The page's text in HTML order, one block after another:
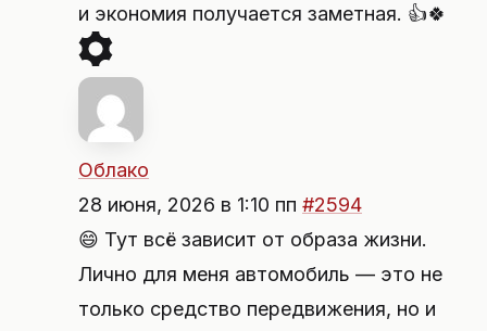
и экономия получается заметная. 👍🍀
Облако
28 июня, 2026 в 1:10 пп #2594
😄 Тут всё зависит от образа жизни.
Лично для меня автомобиль — это не
только средство передвижения, но и